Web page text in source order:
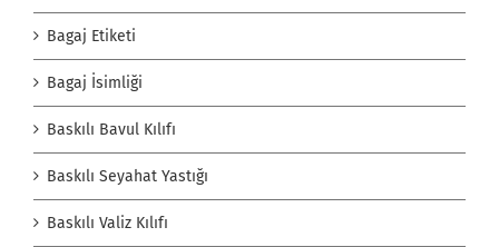
Bagaj Etiketi
Bagaj İsimliği
Baskılı Bavul Kılıfı
Baskılı Seyahat Yastığı
Baskılı Valiz Kılıfı